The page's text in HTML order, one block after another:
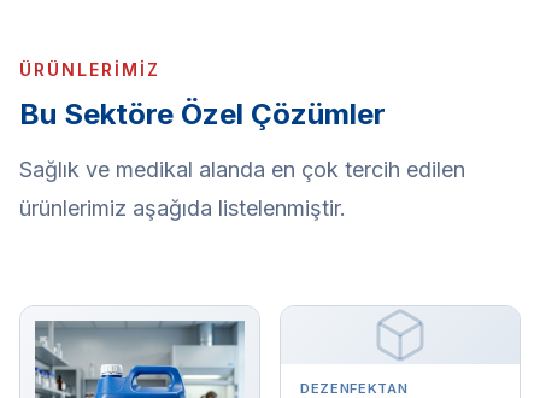
ÜRÜNLERIMIZ
Bu Sektöre Özel Çözümler
Sağlık ve medikal alanda en çok tercih edilen
ürünlerimiz aşağıda listelenmiştir.
DEZENFEKTAN